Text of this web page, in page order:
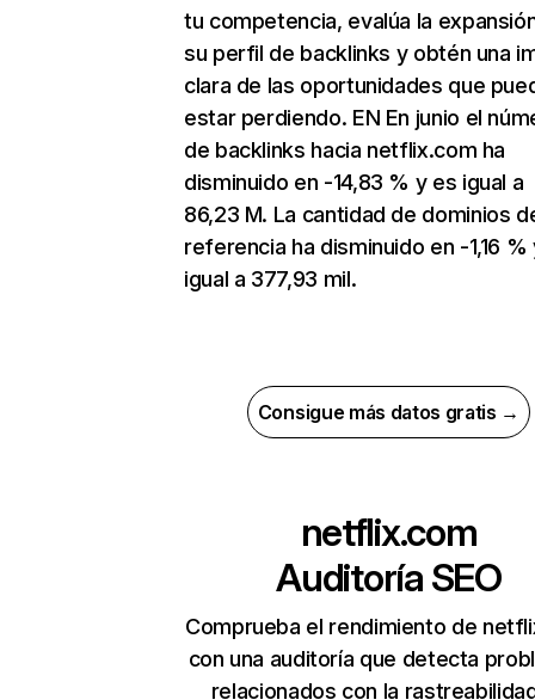
tu competencia, evalúa la
su perfil de backlinks y obtén una
clara de las oportunidades que
estar perdiendo. EN En junio el
de backlinks hacia netflix.com ha
disminuido en -14,83 % y es igual a
86,23 M. La cantidad de dominios
referencia ha disminuido en -1,16 %
igual a 377,93 mil.
Consigue más datos gratis →
netflix.com
Auditoría SEO
Comprueba el rendimiento de
con una auditoría que detecta
relacionados con la